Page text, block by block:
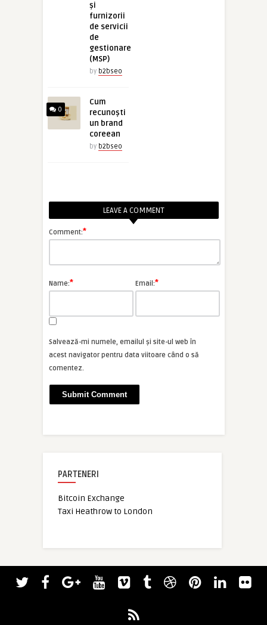
și
furnizorii
de servicii
de
gestionare
(MSP)
by b2bseo
0
Cum
recunoști
un brand
coreean
by b2bseo
LEAVE A COMMENT
Comment:*
Name:* Email:*
Salvează-mi numele, emailul și site-ul web în
acest navigator pentru data viitoare când o să
comentez.
PARTENERI
Bitcoin Exchange
Taxi Heathrow to London